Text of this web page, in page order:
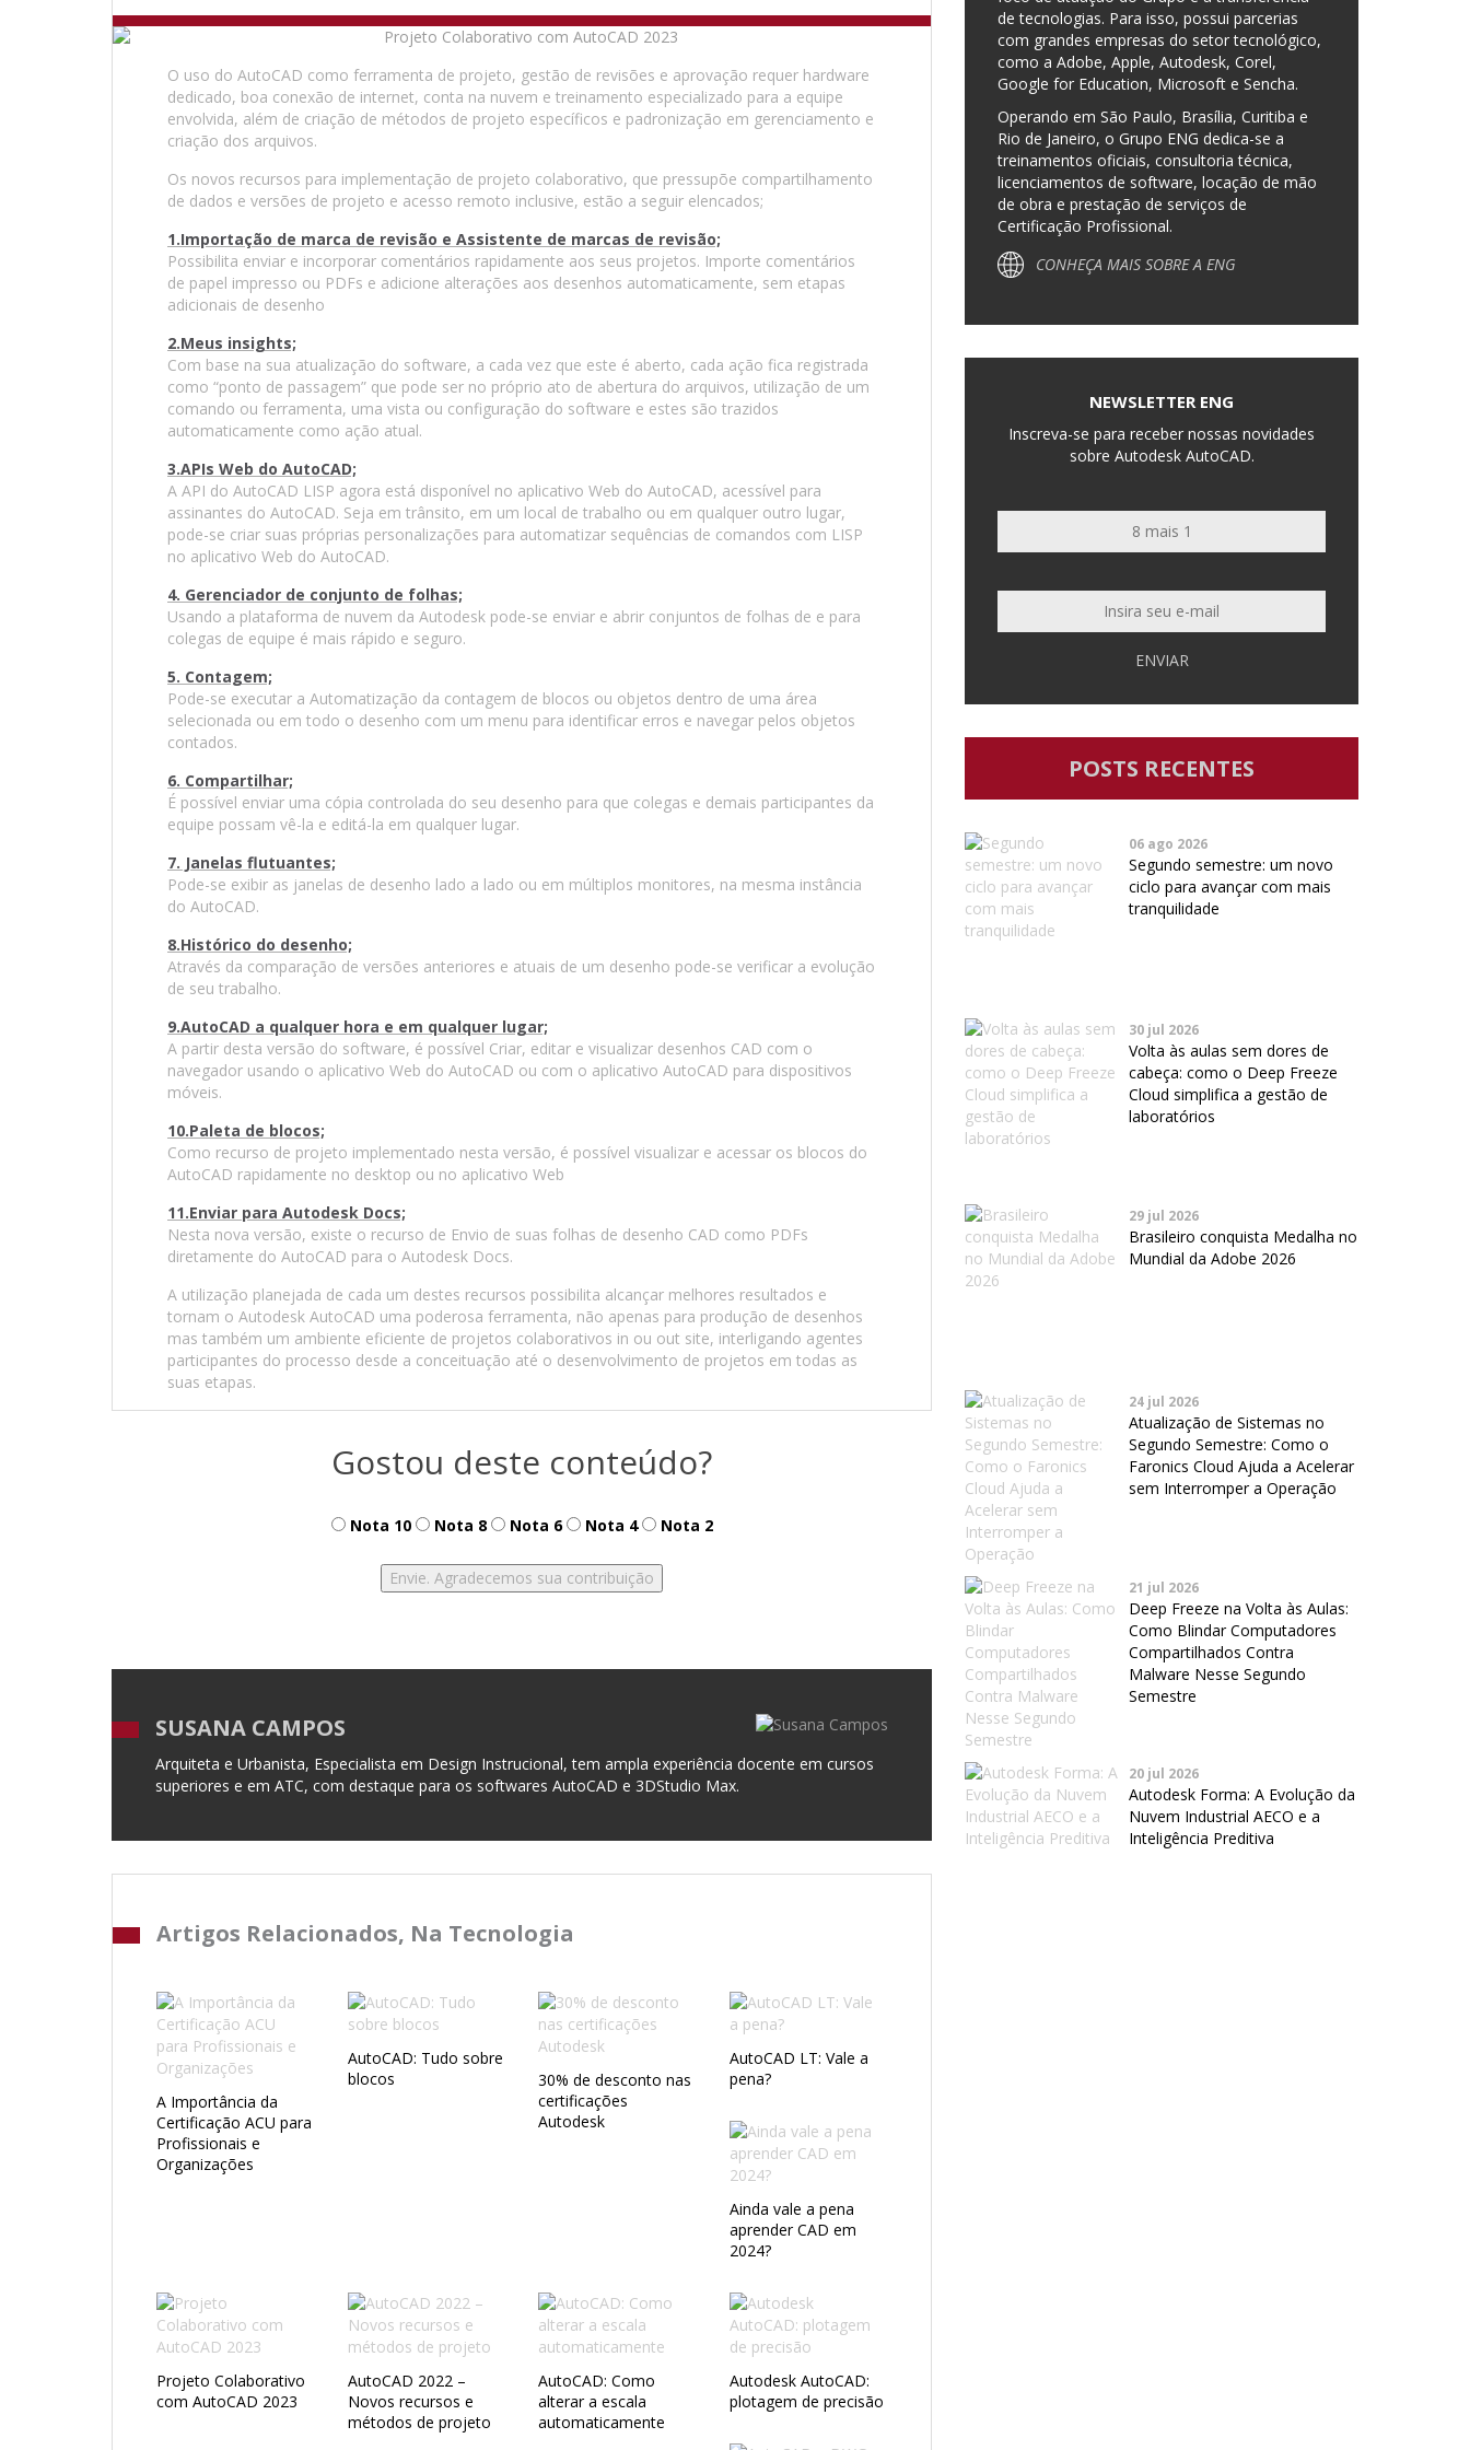
O uso do AutoCAD como ferramenta de projeto, gestão de revisões e aprovação requer hardware
dedicado, boa conexão de internet, conta na nuvem e treinamento especializado para a equipe
envolvida, além de criação de métodos de projeto específicos e padronização em gerenciamento e
criação dos arquivos.
Os novos recursos para implementação de projeto colaborativo, que pressupõe compartilhamento
de dados e versões de projeto e acesso remoto inclusive, estão a seguir elencados;
1.Importação de marca de revisão e Assistente de marcas de revisão;
Possibilita enviar e incorporar comentários rapidamente aos seus projetos. Importe comentários
de papel impresso ou PDFs e adicione alterações aos desenhos automaticamente, sem etapas
adicionais de desenho
2.Meus insights;
Com base na sua atualização do software, a cada vez que este é aberto, cada ação fica registrada
como “ponto de passagem” que pode ser no próprio ato de abertura do arquivos, utilização de um
comando ou ferramenta, uma vista ou configuração do software e estes são trazidos
automaticamente como ação atual.
3.APIs Web do AutoCAD;
A API do AutoCAD LISP agora está disponível no aplicativo Web do AutoCAD, acessível para
assinantes do AutoCAD. Seja em trânsito, em um local de trabalho ou em qualquer outro lugar,
pode-se criar suas próprias personalizações para automatizar sequências de comandos com LISP
no aplicativo Web do AutoCAD.
4. Gerenciador de conjunto de folhas;
Usando a plataforma de nuvem da Autodesk pode-se enviar e abrir conjuntos de folhas de e para
colegas de equipe é mais rápido e seguro.
5. Contagem;
Pode-se executar a Automatização da contagem de blocos ou objetos dentro de uma área
selecionada ou em todo o desenho com um menu para identificar erros e navegar pelos objetos
contados.
6. Compartilhar;
É possível enviar uma cópia controlada do seu desenho para que colegas e demais participantes da
equipe possam vê-la e editá-la em qualquer lugar.
7. Janelas flutuantes;
Pode-se exibir as janelas de desenho lado a lado ou em múltiplos monitores, na mesma instância
do AutoCAD.
8.Histórico do desenho;
Através da comparação de versões anteriores e atuais de um desenho pode-se verificar a evolução
de seu trabalho.
9.AutoCAD a qualquer hora e em qualquer lugar;
A partir desta versão do software, é possível Criar, editar e visualizar desenhos CAD com o
navegador usando o aplicativo Web do AutoCAD ou com o aplicativo AutoCAD para dispositivos
móveis.
10.Paleta de blocos;
Como recurso de projeto implementado nesta versão, é possível visualizar e acessar os blocos do
AutoCAD rapidamente no desktop ou no aplicativo Web
11.Enviar para Autodesk Docs;
Nesta nova versão, existe o recurso de Envio de suas folhas de desenho CAD como PDFs
diretamente do AutoCAD para o Autodesk Docs.
A utilização planejada de cada um destes recursos possibilita alcançar melhores resultados e
tornam o Autodesk AutoCAD uma poderosa ferramenta, não apenas para produção de desenhos
mas também um ambiente eficiente de projetos colaborativos in ou out site, interligando agentes
participantes do processo desde a conceituação até o desenvolvimento de projetos em todas as
suas etapas.
Gostou deste conteúdo?
Nota 10 Nota 8 Nota 6 Nota 4 Nota 2
SUSANA CAMPOS
Arquiteta e Urbanista, Especialista em Design Instrucional, tem ampla experiência docente em cursos
superiores e em ATC, com destaque para os softwares AutoCAD e 3DStudio Max.
Artigos Relacionados, Na Tecnologia
A Importância da
Certificação ACU para
Profissionais e
Organizações
AutoCAD: Tudo sobre
blocos
30% de desconto nas
certificações
Autodesk
AutoCAD LT: Vale a
pena?
Ainda vale a pena
aprender CAD em
2024?
Projeto Colaborativo
com AutoCAD 2023
AutoCAD 2022 –
Novos recursos e
métodos de projeto
AutoCAD: Como
alterar a escala
automaticamente
Autodesk AutoCAD:
plotagem de precisão
de tecnologias. Para isso, possui parcerias
com grandes empresas do setor tecnológico,
como a Adobe, Apple, Autodesk, Corel,
Google for Education, Microsoft e Sencha.
Operando em São Paulo, Brasília, Curitiba e
Rio de Janeiro, o Grupo ENG dedica-se a
treinamentos oficiais, consultoria técnica,
licenciamentos de software, locação de mão
de obra e prestação de serviços de
Certificação Profissional.
CONHEÇA MAIS SOBRE A ENG
NEWSLETTER ENG
Inscreva-se para receber nossas novidades
sobre Autodesk AutoCAD.
ENVIAR
POSTS RECENTES
06 ago 2026
Segundo semestre: um novo
ciclo para avançar com mais
tranquilidade
30 jul 2026
Volta às aulas sem dores de
cabeça: como o Deep Freeze
Cloud simplifica a gestão de
laboratórios
29 jul 2026
Brasileiro conquista Medalha no
Mundial da Adobe 2026
24 jul 2026
Atualização de Sistemas no
Segundo Semestre: Como o
Faronics Cloud Ajuda a Acelerar
sem Interromper a Operação
21 jul 2026
Deep Freeze na Volta às Aulas:
Como Blindar Computadores
Compartilhados Contra
Malware Nesse Segundo
Semestre
20 jul 2026
Autodesk Forma: A Evolução da
Nuvem Industrial AECO e a
Inteligência Preditiva